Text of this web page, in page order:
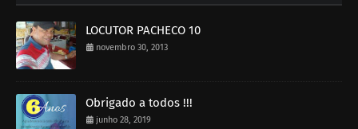
LOCUTOR PACHECO 10
novembro 30, 2013
Obrigado a todos !!!
junho 28, 2019